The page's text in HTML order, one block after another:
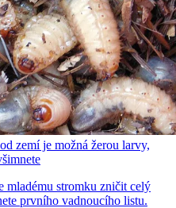
zemí je možná žerou larvy,
mladému stromku zničit celý
prvního vadnoucího listu.